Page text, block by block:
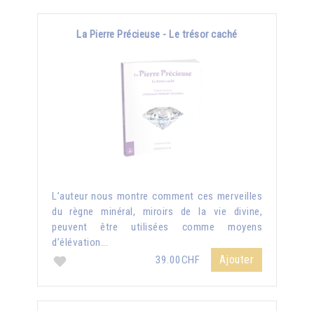
La Pierre Précieuse - Le trésor caché
L’auteur nous montre comment ces merveilles
du règne minéral, miroirs de la vie divine,
peuvent être utilisées comme moyens
d’élévation...
39.00CHF
Ajouter